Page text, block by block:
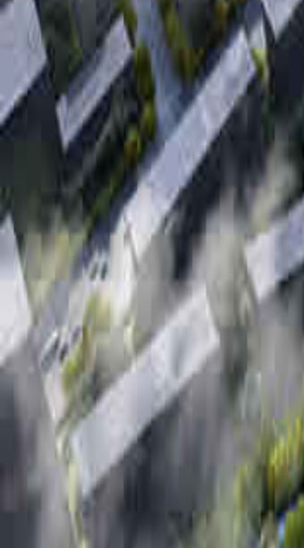
绍兴
建设地
占地面
风十里
的精神原
雄安雄东片区
中交未来科创城